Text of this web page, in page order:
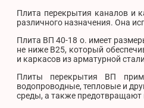
Плита перекрытия каналов и
различного назначения. Она
Плита ВП 40-18 о. имеет
не ниже B25, который
и каркасов из арматурной
Плиты перекрытия ВП
водопроводные, тепловые и
среды, а также предотвращают